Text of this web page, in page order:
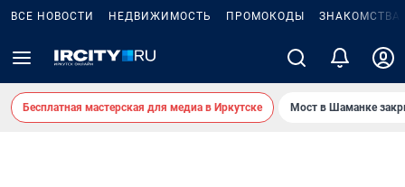
ВСЕ НОВОСТИ НЕДВИЖИМОСТЬ ПРОМОКОДЫ ЗНАКОМСТВА
Бесплатная мастерская для медиа в Иркутске Мост в Шаманке